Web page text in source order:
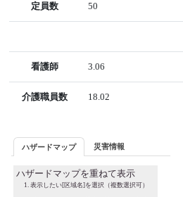
定員数 50
看護師 3.06
介護職員数 18.02
ハザードマップ 災害情報
ハザードマップを重ねて表示
表示したい[区域名]を選択（複数選択可）